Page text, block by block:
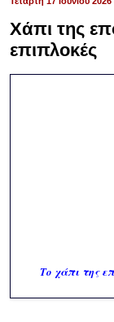
Χάπι της
επιπλοκές
Το χάπι της